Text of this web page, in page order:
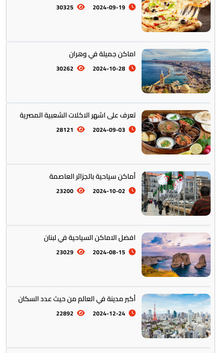
التراث والتقاليد
المأكولات العالمية
تخطيط الرحلات والتنقل
2024-09-19
30325
اماكن جميلة في وهران
2024-10-28
30262
تعرف على اشهر الاكلات الشعبية المصرية
2024-09-03
28121
أماكن سياحية بالجزائر العاصمة
2024-10-02
23200
افضل الاماكن السياحية في لبنان
2024-08-15
23029
أكبر مدينة في العالم من حيث عدد السكان
2024-12-24
22892